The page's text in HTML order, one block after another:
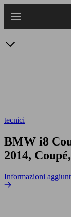
tecnici
BMW i8
2014,
Informazioni